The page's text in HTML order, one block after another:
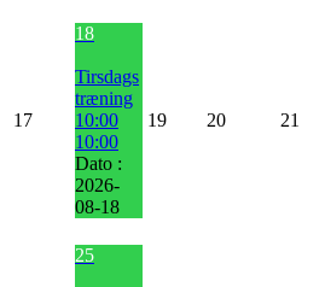
17
18
Tirsdags
træning
10:00
10:00
Dato :
2026-
08-18
19 20 21
25